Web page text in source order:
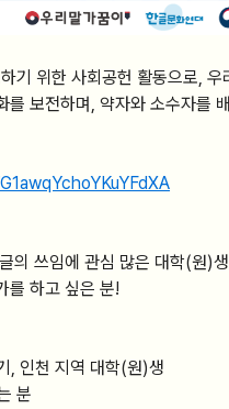
기 위한 사회공헌 활동으로,
를 보전하며, 약자와 소수자를
의 쓰임에 관심 많은 대학(원)
를 하고 싶은 분!
, 인천 지역 대학(원)생
분